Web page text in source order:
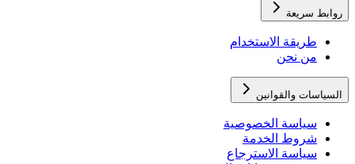
روابط سريعة
طريقة الاستخدام
من نحن
السياسات والقوانين
سياسة الخصوصية
شروط الخدمة
سياسة الاسترجاع